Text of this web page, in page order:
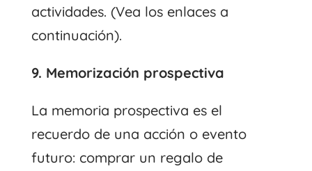
actividades. (Vea los enlaces a
continuación).
9. Memorización prospectiva
La memoria prospectiva es el
recuerdo de una acción o evento
futuro: comprar un regalo de